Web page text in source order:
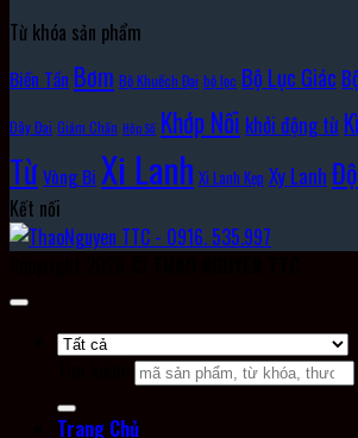
Từ khóa sản phẩm
Biến Tần Bơm Bộ Khuếch Đại bộ lọc Bộ Lục Giác
Dây Đai Giảm Chấn Hộp Số Khớp Nối khởi động từ
TừVòng Bi Xi Lanh Xi Lanh Kẹp Xy Lanh
Kết nối
Trang Chủ